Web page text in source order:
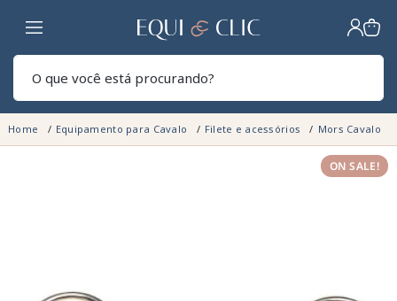
Lar
Home Equipamento para Cavalo Filete e acessórios Mors Cavalo
ON SALE!